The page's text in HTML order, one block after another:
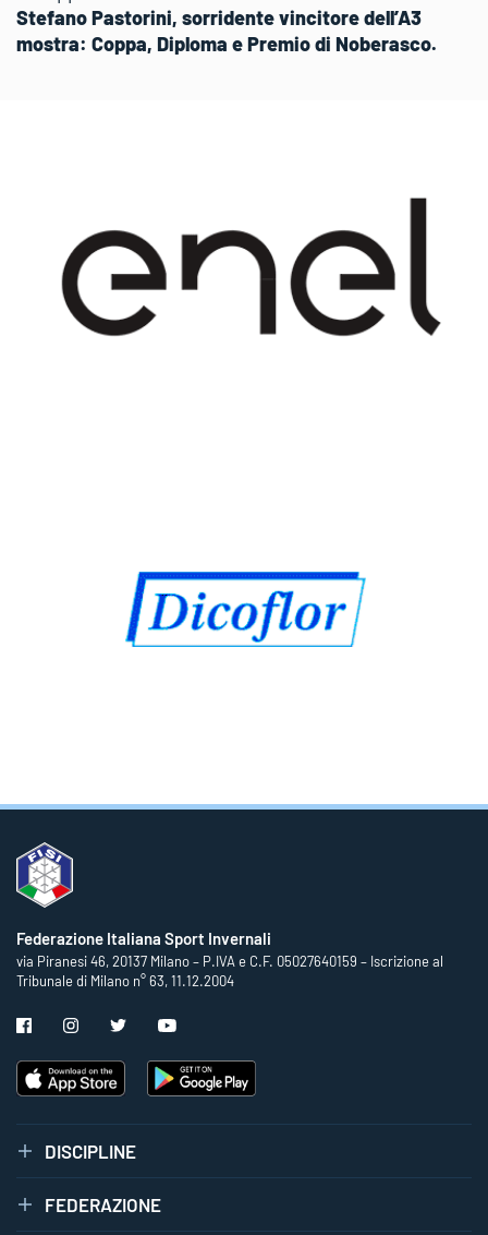
Stefano Pastorini, sorridente vincitore dell’A3
mostra: Coppa, Diploma e Premio di Noberasco.
Federazione Italiana Sport Invernali
via Piranesi 46, 20137 Milano – P.IVA e C.F. 05027640159 – Iscrizione al
Tribunale di Milano n° 63, 11.12.2004
DISCIPLINE
FEDERAZIONE